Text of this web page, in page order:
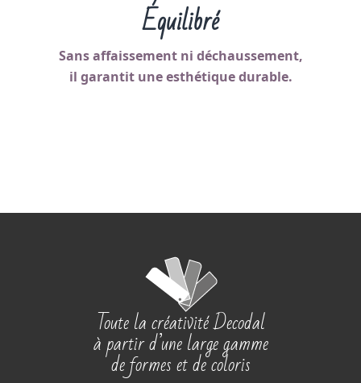
Équilibré
Sans affaissement ni déchaussement,
il garantit une esthétique durable.
Toute la créativité Decodal
à partir d’une large gamme
de formes et de coloris